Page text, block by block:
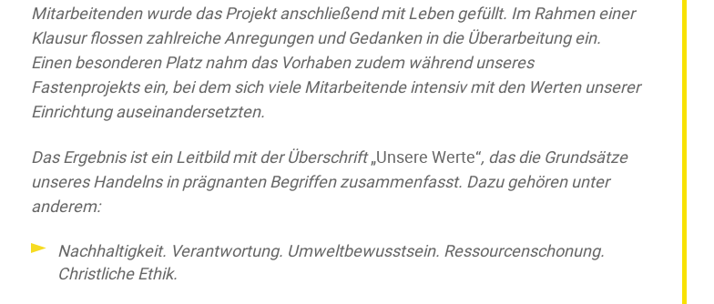
Mitarbeitenden wurde das Projekt anschließend mit Leben gefüllt. Im Rahmen einer
Klausur flossen zahlreiche Anregungen und Gedanken in die Überarbeitung ein.
Einen besonderen Platz nahm das Vorhaben zudem während unseres
Fastenprojekts ein, bei dem sich viele Mitarbeitende intensiv mit den Werten unserer
Einrichtung auseinandersetzten.
Das Ergebnis ist ein Leitbild mit der Überschrift„Unsere Werte“, das die Grundsätze
unseres Handelns in prägnanten Begriffen zusammenfasst. Dazu gehören unter
anderem:
Nachhaltigkeit. Verantwortung. Umweltbewusstsein. Ressourcenschonung.
Christliche Ethik.